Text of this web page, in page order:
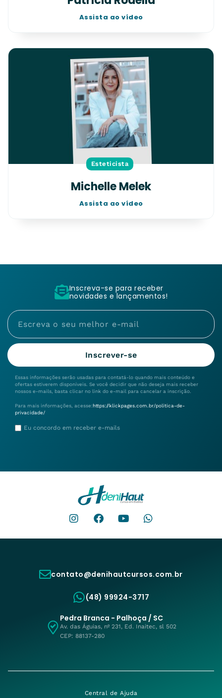
Assista ao vídeo
Esteticista
Michelle Melek
Assista ao vídeo
Inscreva-se para receber
novidades e lançamentos!
Inscrever-se
Essas informações serão usadas para contatá-lo quando mais conteúdo e
ofertas estiverem disponíveis. Se você decidir que não deseja mais receber
nossos e-mails, basta clicar no link do e-mail para cancelar a inscrição.
Para mais informações, acesse:https://klickpages.com.br/politica-de-
privacidade/
Eu concordo em receber e-mails
contato@denihautcursos.com.br
(48) 99924-3717
Pedra Branca - Palhoça / SC
Av. das Águias, nº 231, Ed. Inaitec, sl 502
CEP: 88137-280
Central de Ajuda